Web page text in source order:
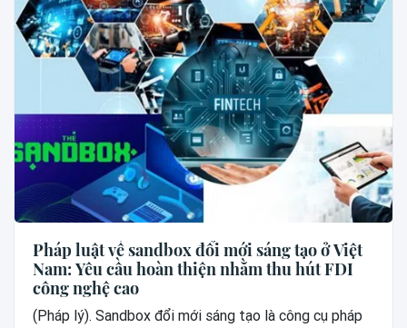
Pháp luật về sandbox đổi mới sáng tạo ở Việt
Nam: Yêu cầu hoàn thiện nhằm thu hút FDI
công nghệ cao
(Pháp lý). Sandbox đổi mới sáng tạo là công cụ pháp